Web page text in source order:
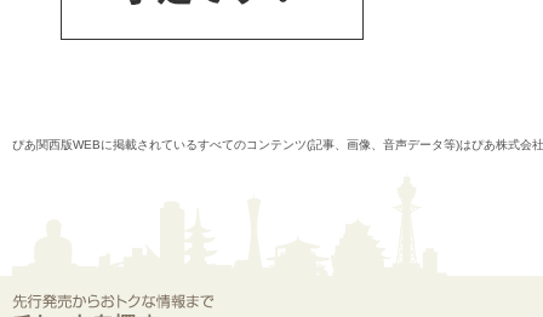
ぴあ関西版WEBに掲載されているすべてのコンテンツ(記事、画像、音声データ等)はぴあ株式会